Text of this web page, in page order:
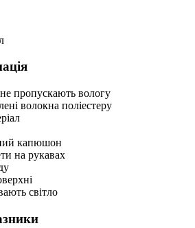
пропускають вологу
волокна поліестеру
капюшон
на рукавах
світло